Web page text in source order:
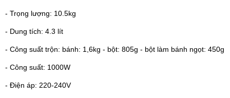
- Trọng lượng: 10.5kg
- Dung tích: 4.3 lít
- Công suất trộn: bánh: 1,6kg - bột: 805g - bột làm bánh ngọt: 450g
- Công suất: 1000W
- Điện áp: 220-240V